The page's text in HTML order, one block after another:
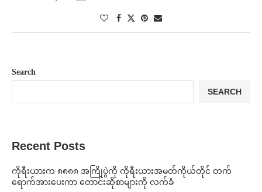
Search
SEARCH
Recent Posts
ကိုရီးယားက ၈၈၈၈ အကြိုပွဲကို ကိုရီးယားအမတ်ကိုယ်တိုင် တက်
ရောက်အားပေးကာ တောင်းဆိုစာများကို လက်ခံ